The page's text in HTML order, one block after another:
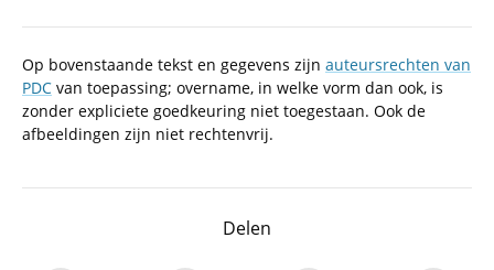
Op bovenstaande tekst en gegevens zijn auteursrechten van
PDC van toepassing; overname, in welke vorm dan ook, is
zonder expliciete goedkeuring niet toegestaan. Ook de
afbeeldingen zijn niet rechtenvrij.
Delen